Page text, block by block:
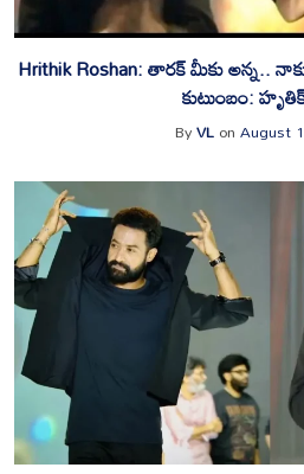
‎Hrithik Roshan: తారక్ మీకు అన్న..
కుటుంబం:
ByVLonAugust